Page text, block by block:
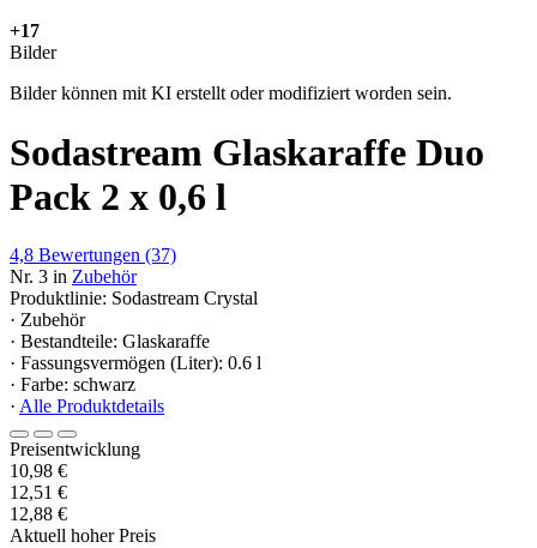
+17
Bilder
Bilder können mit KI erstellt oder modifiziert worden sein.
Sodastream Glaskaraffe Duo
Pack 2 x 0,6 l
4,8 Bewertungen (37)
Nr. 3 in Zubehör
Produktlinie: Sodastream Crystal
· Zubehör
· Bestandteile: Glaskaraffe
· Fassungsvermögen (Liter): 0.6 l
· Farbe: schwarz
· Alle Produktdetails
Preisentwicklung
10,98 €
12,51 €
12,88 €
Aktuell hoher Preis